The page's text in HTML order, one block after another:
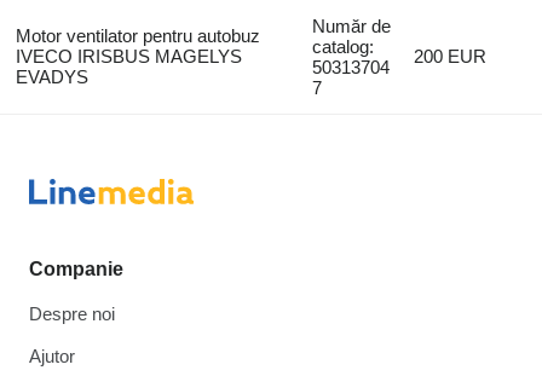
Motor ventilator pentru autobuz
IVECO IRISBUS MAGELYS
EVADYS
Număr de
catalog:
50313704
7
200 EUR
Companie
Despre noi
Ajutor